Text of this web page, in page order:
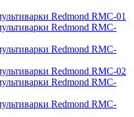
Redmond RMC-01
Redmond RMC-
Redmond RMC-
Redmond RMC-02
Redmond RMC-
Redmond RMC-